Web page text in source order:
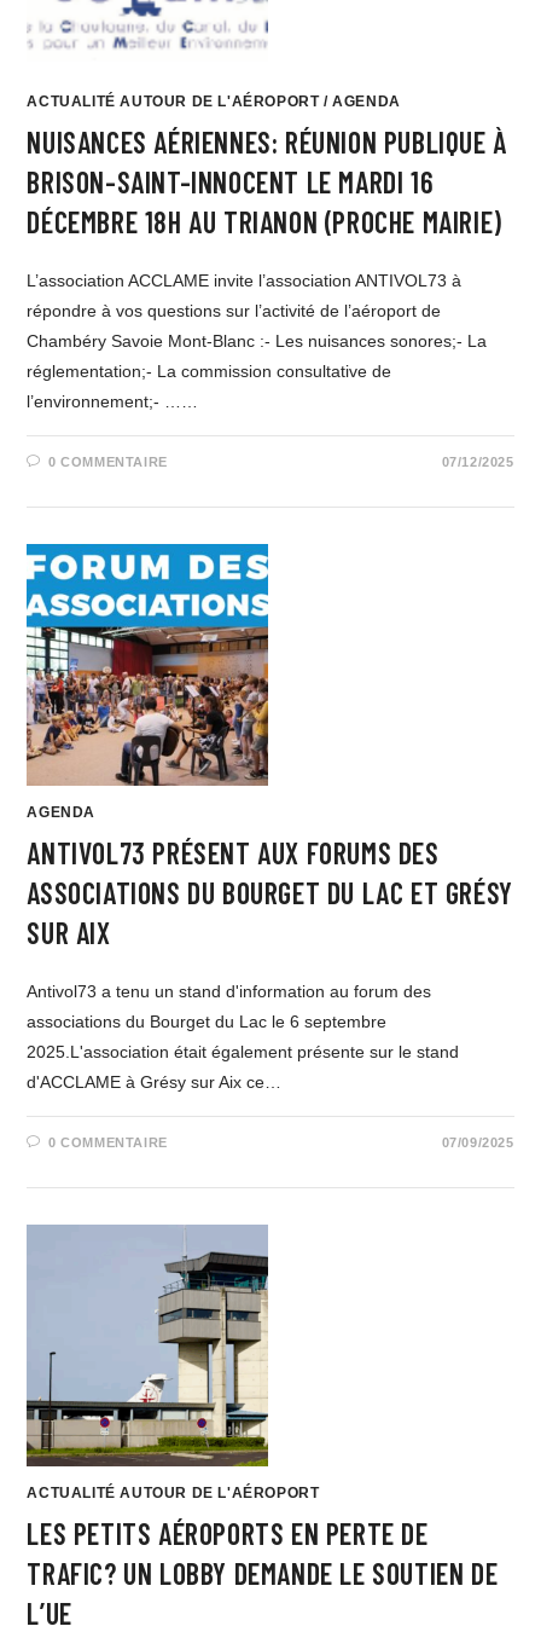
ACTUALITÉ AUTOUR DE L'AÉROPORT/AGENDA
NUISANCES AÉRIENNES: RÉUNION PUBLIQUE À
BRISON-SAINT-INNOCENT LE MARDI 16
DÉCEMBRE 18H AU TRIANON (PROCHE MAIRIE)
L’association ACCLAME invite l’association ANTIVOL73 à
répondre à vos questions sur l’activité de l’aéroport de
Chambéry Savoie Mont-Blanc :- Les nuisances sonores;- La
réglementation;- La commission consultative de
l’environnement;- ……
0 COMMENTAIRE 07/12/2025
AGENDA
ANTIVOL73 PRÉSENT AUX FORUMS DES
ASSOCIATIONS DU BOURGET DU LAC ET GRÉSY
SUR AIX
Antivol73 a tenu un stand d'information au forum des
associations du Bourget du Lac le 6 septembre
2025.L'association était également présente sur le stand
d'ACCLAME à Grésy sur Aix ce…
0 COMMENTAIRE 07/09/2025
ACTUALITÉ AUTOUR DE L'AÉROPORT
LES PETITS AÉROPORTS EN PERTE DE
TRAFIC? UN LOBBY DEMANDE LE SOUTIEN DE
L’UE